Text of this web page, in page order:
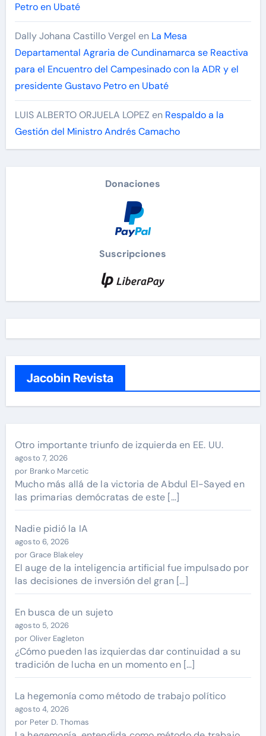
Petro en Ubaté
Dally Johana Castillo Vergel en La Mesa
Departamental Agraria de Cundinamarca se Reactiva
para el Encuentro del Campesinado con la ADR y el
presidente Gustavo Petro en Ubaté
LUIS ALBERTO ORJUELA LOPEZ en Respaldo a la
Gestión del Ministro Andrés Camacho
Donaciones
Suscripciones
Jacobin Revista
Otro importante triunfo de izquierda en EE. UU.
agosto 7, 2026
por Branko Marcetic
Mucho más allá de la victoria de Abdul El-Sayed en
las primarias demócratas de este […]
Nadie pidió la IA
agosto 6, 2026
por Grace Blakeley
El auge de la inteligencia artificial fue impulsado por
las decisiones de inversión del gran […]
En busca de un sujeto
agosto 5, 2026
por Oliver Eagleton
¿Cómo pueden las izquierdas dar continuidad a su
tradición de lucha en un momento en […]
La hegemonía como método de trabajo político
agosto 4, 2026
por Peter D. Thomas